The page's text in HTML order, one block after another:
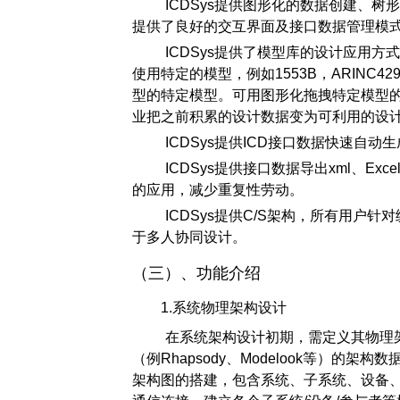
ICDSys提供图形化的数据创建、树
提供了良好的交互界面及接口数据管理模
ICDSys提供了模型库的设计应用方
使用特定的模型，例如1553B，
型的特定模型。可用图形化拖拽特定模型
业把之前积累的设计数据变为可利用的设
ICDSys提供ICD接口数据快速自动
ICDSys提供接口数据导出xml、
的应用，减少重复性劳动。
ICDSys提供C/S架构，所有用户针
于多人协同设计。
（三）、功能介绍
1.系统物理架构设计
在系统架构设计初期，需定义其物
（例Rhapsody、Modelook等）的架构
架构图的搭建，包含系统、子系统、设备